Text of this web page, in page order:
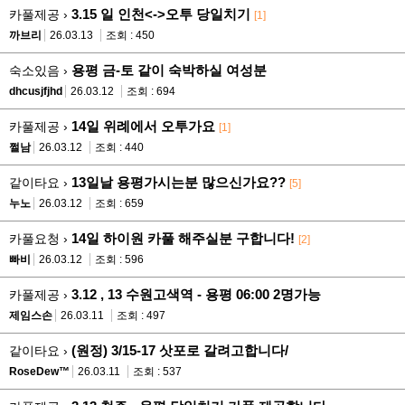
카풀제공 › 3.15 일 인천<->오투 당일치기 [1]
까브리
26.03.13 조회 : 450
숙소있음 › 용평 금-토 같이 숙박하실 여성분
dhcusjfjhd 26.03.12 조회 : 694
카풀제공 › 14일 위례에서 오투가요 [1]
쩔남
26.03.12 조회 : 440
같이타요 › 13일날 용평가시는분 많으신가요?? [5]
누노
26.03.12 조회 : 659
카풀요청 › 14일 하이원 카풀 해주실분 구합니다! [2]
빠비
26.03.12 조회 : 596
카풀제공 › 3.12 , 13 수원고색역 - 용평 06:00 2명가능
제임스손 26.03.11 조회 : 497
같이타요 › (원정) 3/15-17 삿포로 갈려고합니다/
RoseDew™ 26.03.11 조회 : 537